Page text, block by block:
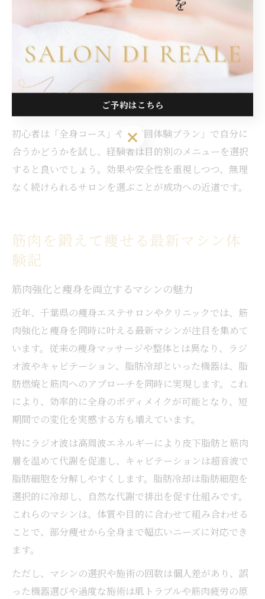
ンを導入している店舗が増えています。
施術の選び方としては、カウンセリングで「どこを引き
締めたいか」「筋肉量を増やしたいか」など具体的な希
望を伝えることが大切です。また、EMS搭載マシンや複
合施術コースを選ぶことで、部分痩せと筋力アップの両
方を効率的に目指せます。
初心者は「全身コース」や「初回体験プラン」で自分に
合うかどうかを試し、経験者は目的別のメニューを選択
すると良いでしょう。効果や安全性を重視しつつ、無理
なく続けられるサロンを選ぶことが成功への近道です。
筋肉を鍛えて痩せる最新マシン体
験記
筋肉強化と痩身を両立するマシンの魅力
近年、千葉県の痩身エステサロンやクリニックでは、筋
肉強化と痩身を同時に叶える最新マシンが注目を集めて
います。従来の痩身マッサージや整体とは異なり、ラジ
オ波やキャビテーション、脂肪冷却といった機器は、脂
肪燃焼と筋肉へのアプローチを同時に実現します。これ
により、効率的に全身のボディメイクが可能となり、短
期間での変化を実感する方も増えています。
特にラジオ波は高周波エネルギーにより皮下脂肪と筋肉
層を温めて代謝を促進し、キャビテーションは超音波で
脂肪細胞を分解しやすくします。脂肪冷却は脂肪細胞を
選択的に冷却し、自然な代謝で排出を促す仕組みです。
これらのマシンは、体質や目的に合わせて組み合わせる
ことで、部分痩せから全身まで幅広いニーズに対応でき
ます。
ただし、マシンの選択や施術の回数は個人差があり、誤
った機器選びや過度な施術は肌トラブルや筋肉疲労の原
ご予約はこちら
ご予約はこちら